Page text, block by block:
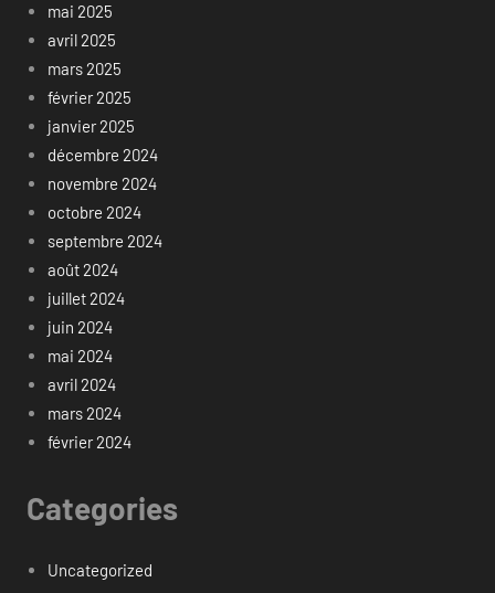
mai 2025
avril 2025
mars 2025
février 2025
janvier 2025
décembre 2024
novembre 2024
octobre 2024
septembre 2024
août 2024
juillet 2024
juin 2024
mai 2024
avril 2024
mars 2024
février 2024
Categories
Uncategorized